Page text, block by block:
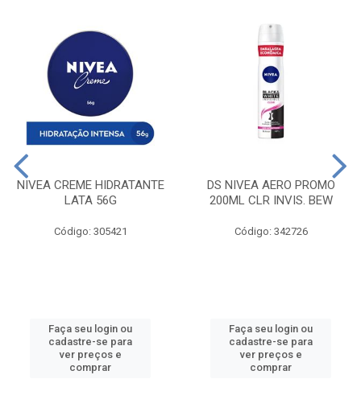
NIVEA CREME HIDRATANTE
LATA 56G
Código: 305421
Faça seu login ou
cadastre-se para
ver preços e
comprar
DS NIVEA AERO PROMO
200ML CLR INVIS. BEW
Código: 342726
Faça seu login ou
cadastre-se para
ver preços e
comprar